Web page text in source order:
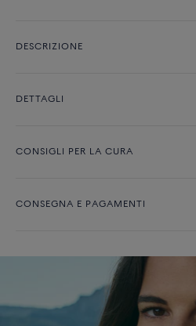
DESCRIZIONE
DETTAGLI
CONSIGLI PER LA CURA
CONSEGNA E PAGAMENTI